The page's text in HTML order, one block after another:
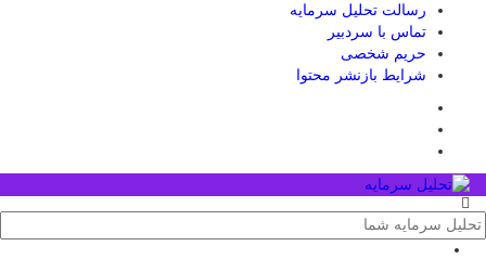
رسالت تحلیل سرمایه
تماس با سردبیر
حریم شخصی
شرایط بازنشر محتوا